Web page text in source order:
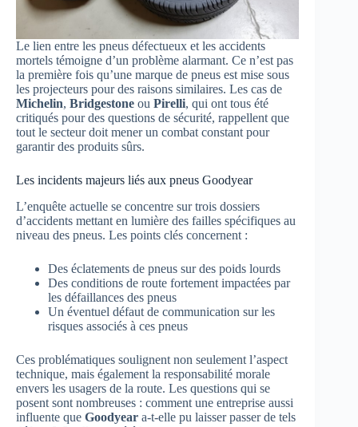
Le lien entre les pneus défectueux et les accidents
mortels témoigne d’un problème alarmant. Ce n’est pas
la première fois qu’une marque de pneus est mise sous
les projecteurs pour des raisons similaires. Les cas de
Michelin, Bridgestone ou Pirelli, qui ont tous été
critiqués pour des questions de sécurité, rappellent que
tout le secteur doit mener un combat constant pour
garantir des produits sûrs.
Les incidents majeurs liés aux pneus Goodyear
L’enquête actuelle se concentre sur trois dossiers
d’accidents mettant en lumière des failles spécifiques au
niveau des pneus. Les points clés concernent :
Des éclatements de pneus sur des poids lourds
Des conditions de route fortement impactées par
les défaillances des pneus
Un éventuel défaut de communication sur les
risques associés à ces pneus
Ces problématiques soulignent non seulement l’aspect
technique, mais également la responsabilité morale
envers les usagers de la route. Les questions qui se
posent sont nombreuses : comment une entreprise aussi
influente que Goodyear a-t-elle pu laisser passer de tels